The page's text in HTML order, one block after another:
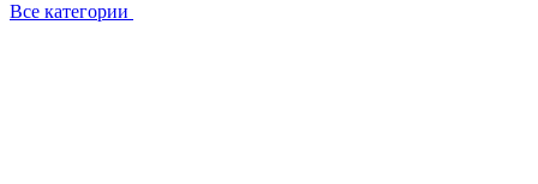
Все категории